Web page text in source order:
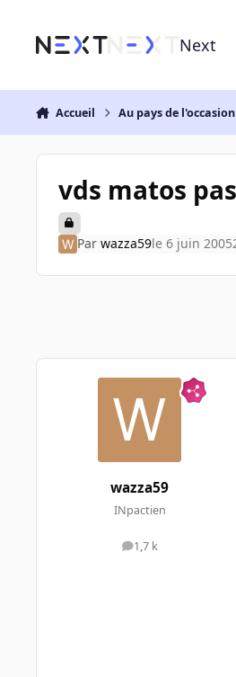
Next
Accueil Au pays de l'occasion
vds matos
Par wazza59le 6 juin 2005
wazza59
INpactien
1,7 k
messages